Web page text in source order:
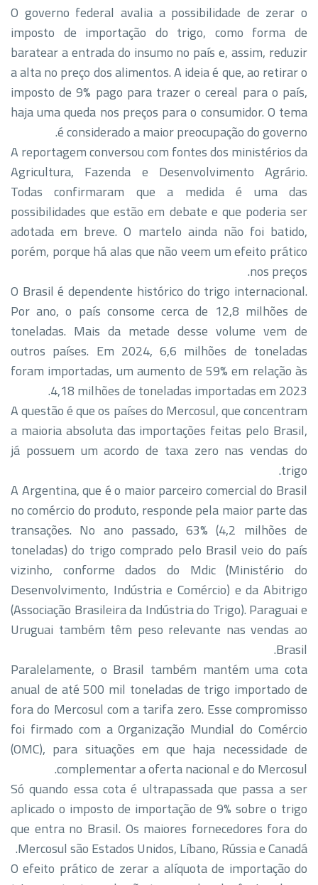
O governo federal avalia a possibilidade de zerar o
imposto de importação do trigo, como forma de
baratear a entrada do insumo no país e, assim, reduzir
a alta no preço dos alimentos. A ideia é que, ao retirar o
imposto de 9% pago para trazer o cereal para o país,
haja uma queda nos preços para o consumidor. O tema
é considerado a maior preocupação do governo.
A reportagem conversou com fontes dos ministérios da
Agricultura, Fazenda e Desenvolvimento Agrário.
Todas confirmaram que a medida é uma das
possibilidades que estão em debate e que poderia ser
adotada em breve. O martelo ainda não foi batido,
porém, porque há alas que não veem um efeito prático
nos preços.
O Brasil é dependente histórico do trigo internacional.
Por ano, o país consome cerca de 12,8 milhões de
toneladas. Mais da metade desse volume vem de
outros países. Em 2024, 6,6 milhões de toneladas
foram importadas, um aumento de 59% em relação às
4,18 milhões de toneladas importadas em 2023.
A questão é que os países do Mercosul, que concentram
a maioria absoluta das importações feitas pelo Brasil,
já possuem um acordo de taxa zero nas vendas do
trigo.
A Argentina, que é o maior parceiro comercial do Brasil
no comércio do produto, responde pela maior parte das
transações. No ano passado, 63% (4,2 milhões de
toneladas) do trigo comprado pelo Brasil veio do país
vizinho, conforme dados do Mdic (Ministério do
Desenvolvimento, Indústria e Comércio) e da Abitrigo
(Associação Brasileira da Indústria do Trigo). Paraguai e
Uruguai também têm peso relevante nas vendas ao
Brasil.
Paralelamente, o Brasil também mantém uma cota
anual de até 500 mil toneladas de trigo importado de
fora do Mercosul com a tarifa zero. Esse compromisso
foi firmado com a Organização Mundial do Comércio
(OMC), para situações em que haja necessidade de
complementar a oferta nacional e do Mercosul.
Só quando essa cota é ultrapassada que passa a ser
aplicado o imposto de importação de 9% sobre o trigo
que entra no Brasil. Os maiores fornecedores fora do
Mercosul são Estados Unidos, Líbano, Rússia e Canadá.
O efeito prático de zerar a alíquota de importação do